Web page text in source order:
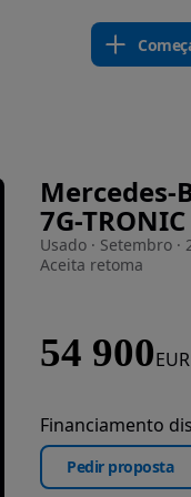
Mercedes-
7G-TRONIC
Usado · Setembro ·
Aceita retoma
54 900EUR
Financiamento
Pedir proposta